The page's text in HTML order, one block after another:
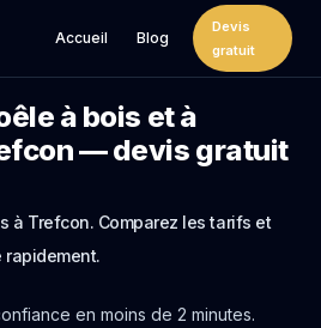
Accueil Blog
Devis
gratuit
à bois et à
— devis gratuit
à Trefcon. Comparez les tarifs et
en moins de 2 minutes.